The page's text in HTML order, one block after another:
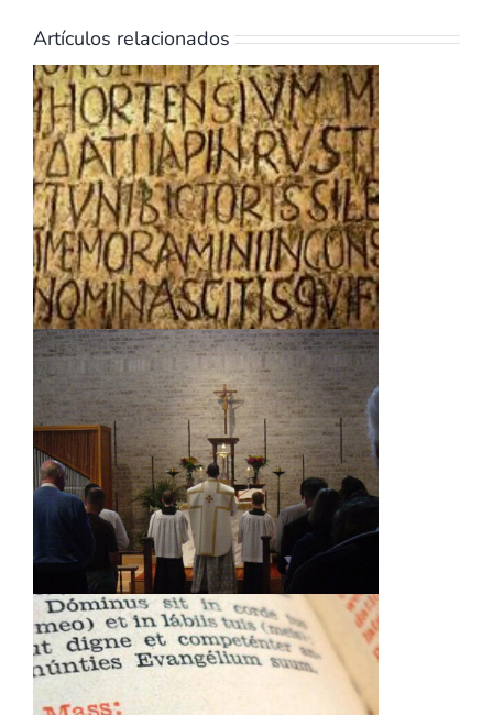
Artículos relacionados